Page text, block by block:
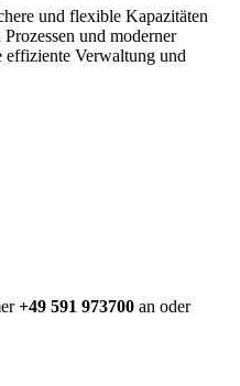
und flexible Kapazitäten
und moderner
Verwaltung und
+49 591 973700 an oder